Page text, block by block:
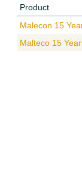
Product
Malecon 15
Malteco 15